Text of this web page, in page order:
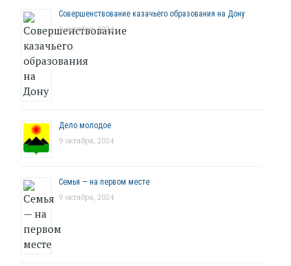
Совершенствование казачьего образования на Дону
9 октября, 2024
Дело молодое
9 октября, 2024
Семья — на первом месте
9 октября, 2024